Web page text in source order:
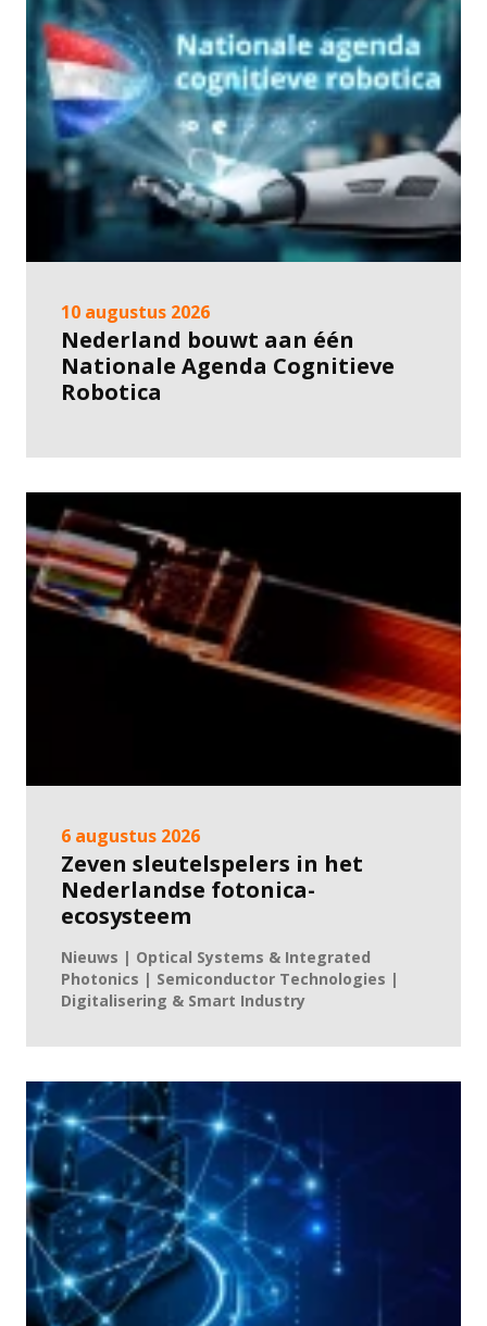
10 augustus 2026
Nederland bouwt aan één
Nationale Agenda Cognitieve
Robotica
6 augustus 2026
Zeven sleutelspelers in het
Nederlandse fotonica-
ecosysteem
Nieuws | Optical Systems & Integrated
Photonics | Semiconductor Technologies |
Digitalisering & Smart Industry